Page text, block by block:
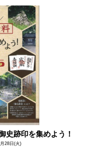
史跡印を集めよう！
28日(火)